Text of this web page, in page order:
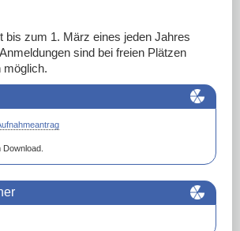
bis zum 1. März eines jeden Jahres
sind bei freien Plätzen
möglich.
Download.